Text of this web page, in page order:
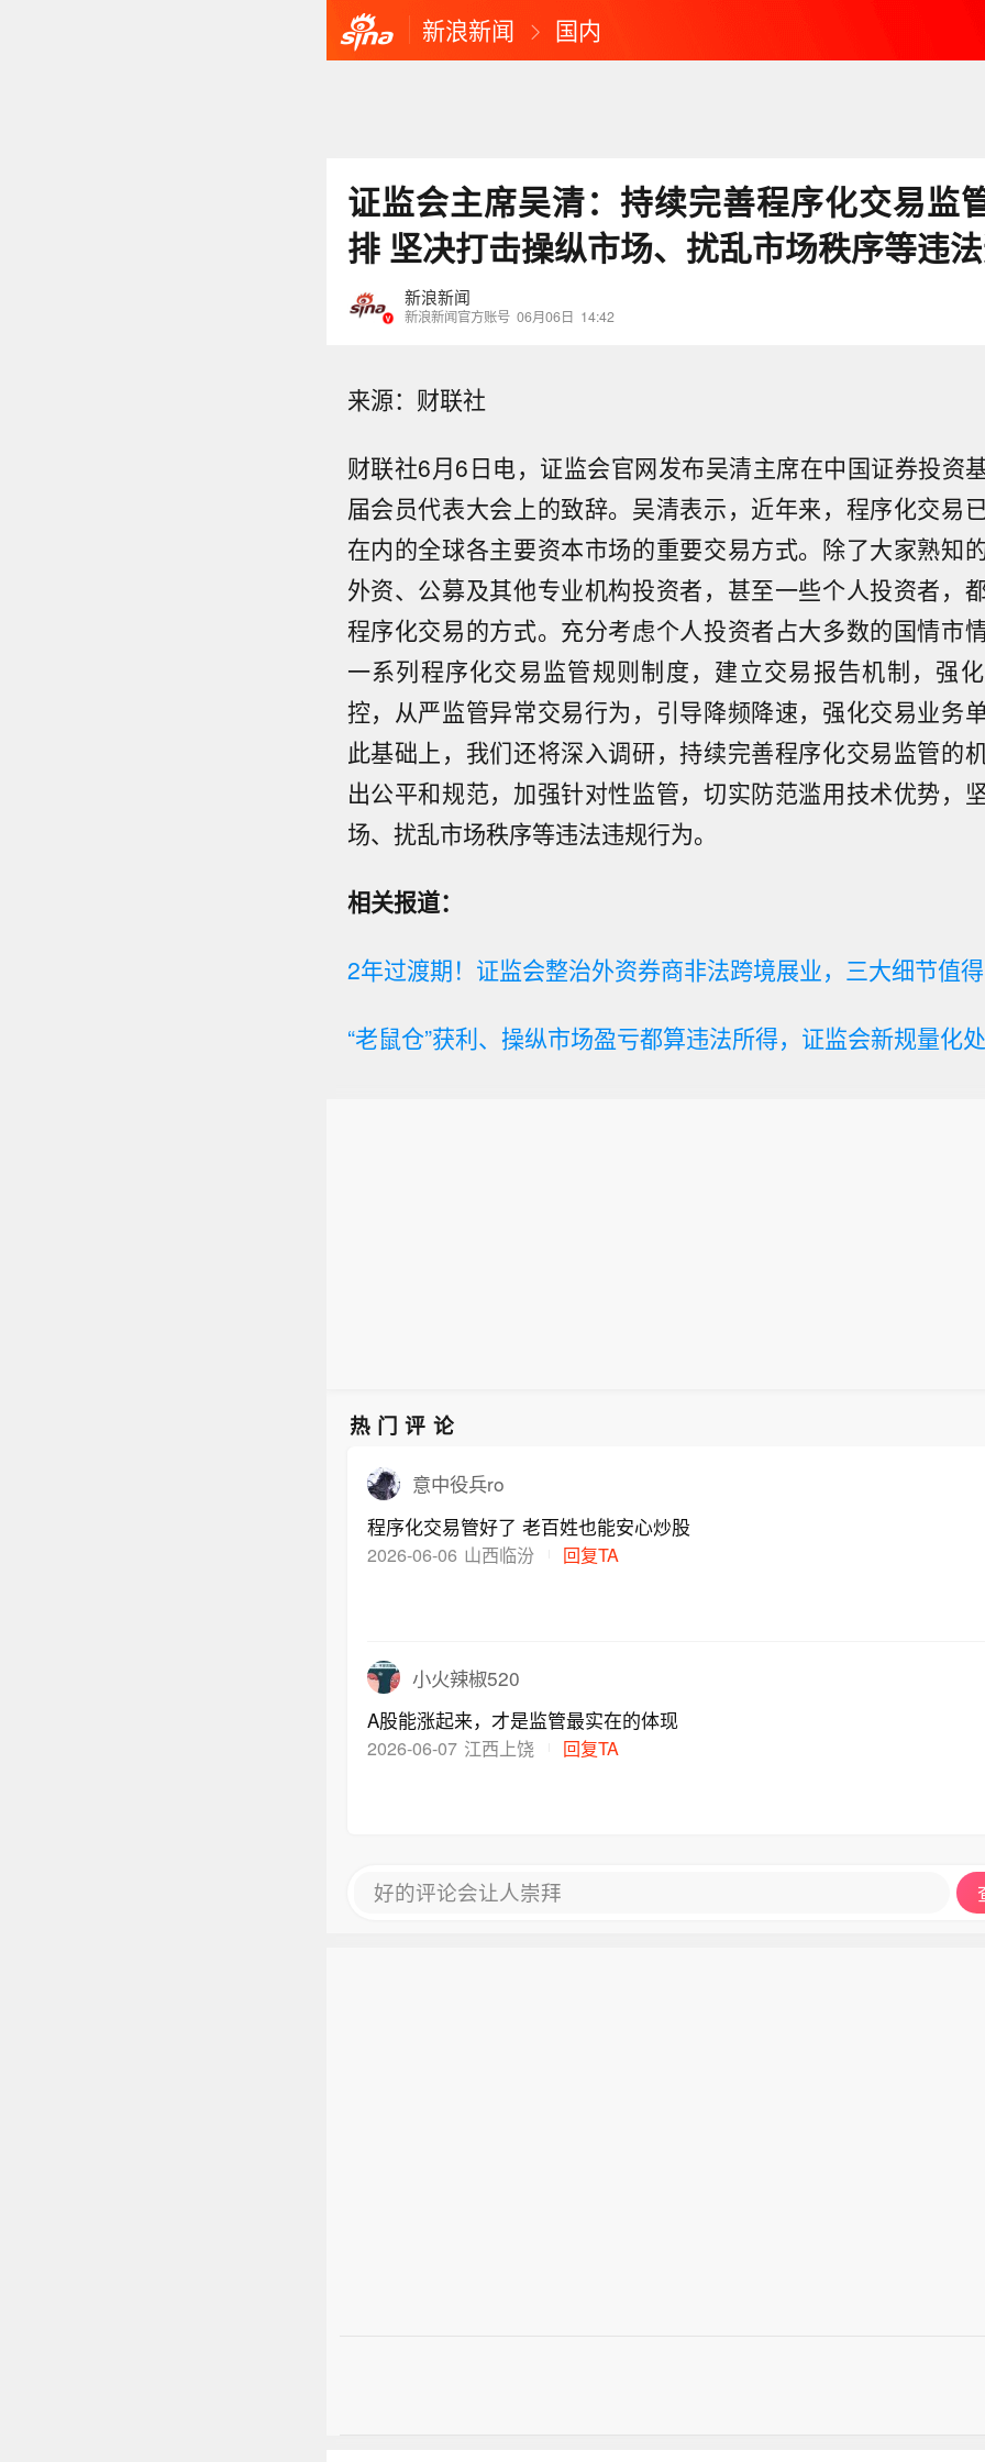
新浪新闻 国内
证监会主席吴清：持续完善程序化交易监
排 坚决打击操纵市场、扰乱市场秩序等违
新浪新闻
新浪新闻官方账号 06月06日 14:42
来源：财联社
财联社6月6日电，证监会官网发布吴清主席在中国证券投资
届会员代表大会上的致辞。吴清表示，近年来，程序化交易
在内的全球各主要资本市场的重要交易方式。除了大家熟知
外资、公募及其他专业机构投资者，甚至一些个人投资者，
程序化交易的方式。充分考虑个人投资者占大多数的国情市
一系列程序化交易监管规则制度，建立交易报告机制，强
控，从严监管异常交易行为，引导降频降速，强化交易业务
此基础上，我们还将深入调研，持续完善程序化交易监管的
出公平和规范，加强针对性监管，切实防范滥用技术优势，
场、扰乱市场秩序等违法违规行为。
相关报道：
2年过渡期！证监会整治外资券商非法跨境展业，三大细节值
“老鼠仓”获利、操纵市场盈亏都算违法所得，证监会新规量化
热门评论
意中役兵ro
程序化交易管好了 老百姓也能安心炒股
2026-06-06 山西临汾 回复TA
小火辣椒520
A股能涨起来，才是监管最实在的体现
2026-06-07 江西上饶 回复TA
好的评论会让人崇拜